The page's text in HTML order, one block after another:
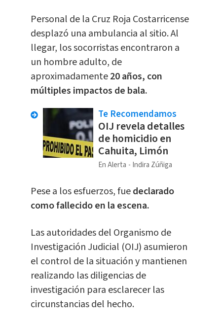
Personal de la Cruz Roja Costarricense
desplazó una ambulancia al sitio. Al
llegar, los socorristas encontraron a
un hombre adulto, de
aproximadamente20 años, con
múltiples impactos de bala.
Te Recomendamos
OIJ revela detalles
de homicidio en
Cahuita, Limón
En Alerta Indira Zúñiga
Pese a los esfuerzos, fuedeclarado
como fallecido en la escena.
Las autoridades del Organismo de
Investigación Judicial (OIJ) asumieron
el control de la situación y mantienen
realizando las diligencias de
investigación para esclarecer las
circunstancias del hecho.